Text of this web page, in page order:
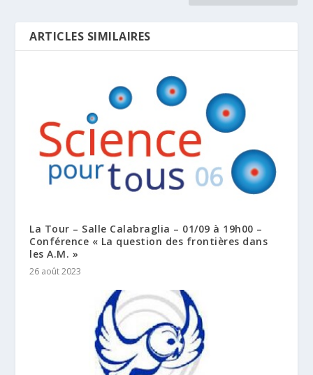
ARTICLES SIMILAIRES
La Tour – Salle Calabraglia – 01/09 à 19h00 –
Conférence « La question des frontières dans
les A.M. »
26 août 2023